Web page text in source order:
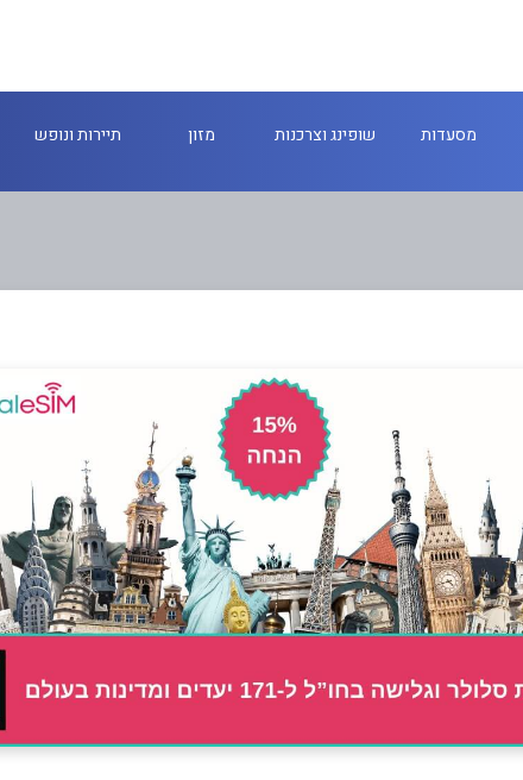
מסעדות שופינג וצרכנות מזון תיירות ונופש